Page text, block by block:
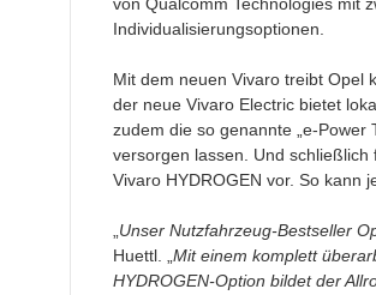
Individualisierungsoptionen.
Mit dem neuen Vivaro treibt Opel
der neue Vivaro Electric bietet
zudem die so genannte „e-Power
versorgen lassen. Und
Vivaro HYDROGEN vor. So kann
Unser Nutzfahrzeug-Bestseller
Huettl. „ Mit einem komplett
HYDROGEN-Option bildet der